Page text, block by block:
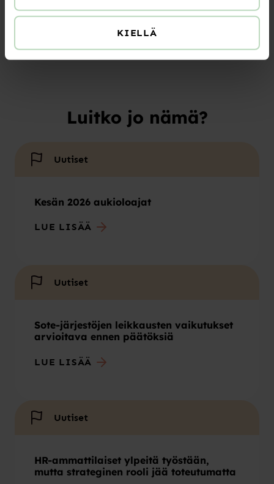
KIELLÄ
Saara Paavola, toiminnanjohtaja
Luitko jo nämä?
Uutiset
Kesän 2026 aukioloajat
LUE LISÄÄ
Uutiset
Sote-järjestöjen leikkausten vaikutukset
arvioitava ennen päätöksiä
LUE LISÄÄ
Uutiset
HR-ammattilaiset ylpeitä työstään,
mutta strateginen rooli jää toteutumatta